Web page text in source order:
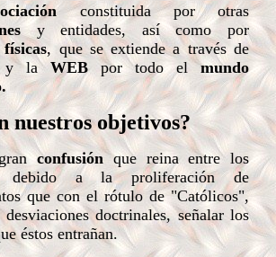
constituida por otras
y entidades, así como por
físicas, que se extiende a través de
la WEBpor todo elmundo
nuestros objetivos?
confusiónque reina entre los
debido a la proliferación de
que con el rótulo de "Católicos",
desviaciones doctrinales, señalar los
éstos entrañan.